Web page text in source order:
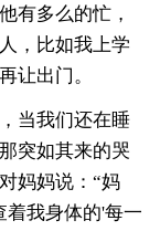
有多么的忙，
，比如我上学
让出门。
当我们还在睡
突如其来的哭
妈妈说：“妈
着我身体的'每一